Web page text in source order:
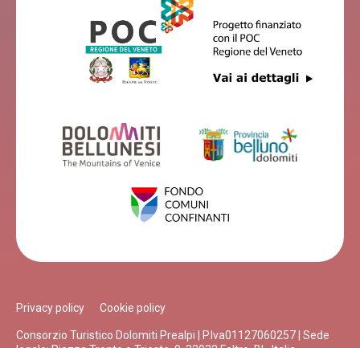
Privacy policy Cookie policy
Consorzio Turistico Dolomiti Prealpi | P.Iva01127060257 | Sede